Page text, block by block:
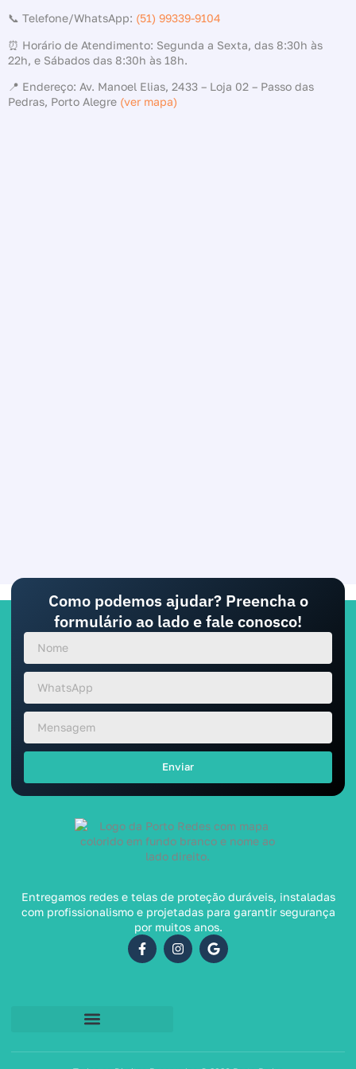
📞 Telefone/WhatsApp: (51) 99339-9104
⏰ Horário de Atendimento: Segunda a Sexta, das 8:30h às
22h, e Sábados das 8:30h às 18h.
📍 Endereço: Av. Manoel Elias, 2433 – Loja 02 – Passo das
Pedras, Porto Alegre (ver mapa)
Como podemos ajudar? Preencha o
formulário ao lado e fale conosco!
Enviar
Entregamos redes e telas de proteção duráveis, instaladas
com profissionalismo e projetadas para garantir segurança
por muitos anos.